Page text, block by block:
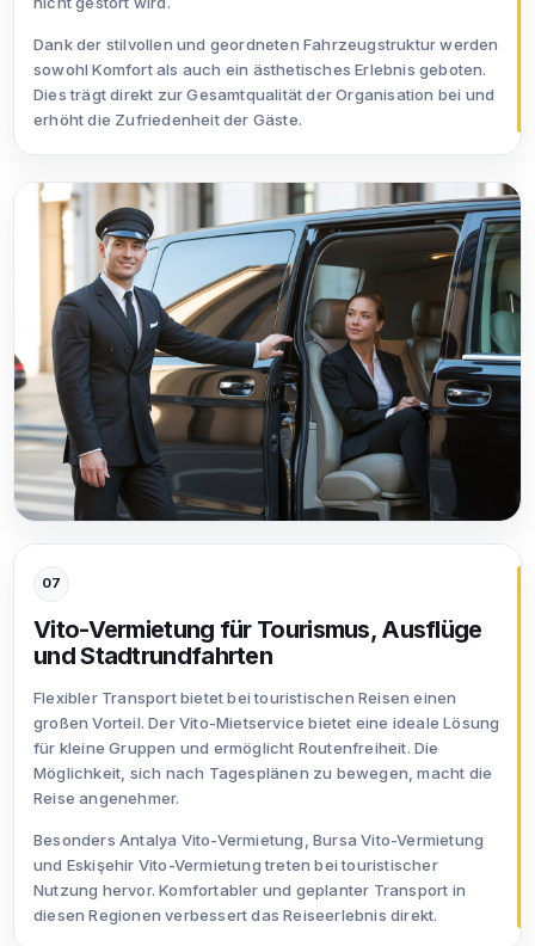
Dank der stilvollen und geordneten Fahrzeugstruktur werden
sowohl Komfort als auch ein ästhetisches Erlebnis geboten.
Dies trägt direkt zur Gesamtqualität der Organisation bei und
erhöht die Zufriedenheit der Gäste.
07
Vito-Vermietung für Tourismus, Ausflüge
und Stadtrundfahrten
Flexibler Transport bietet bei touristischen Reisen einen
großen Vorteil. Der Vito-Mietservice bietet eine ideale Lösung
für kleine Gruppen und ermöglicht Routenfreiheit. Die
Möglichkeit, sich nach Tagesplänen zu bewegen, macht die
Reise angenehmer.
Besonders Antalya Vito-Vermietung, Bursa Vito-Vermietung
und Eskişehir Vito-Vermietung treten bei touristischer
Nutzung hervor. Komfortabler und geplanter Transport in
diesen Regionen verbessert das Reiseerlebnis direkt.